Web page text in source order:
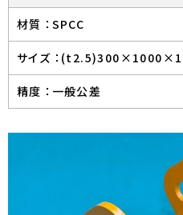
材質 ： SPCC
サイズ ：
精度 ： 一般公差